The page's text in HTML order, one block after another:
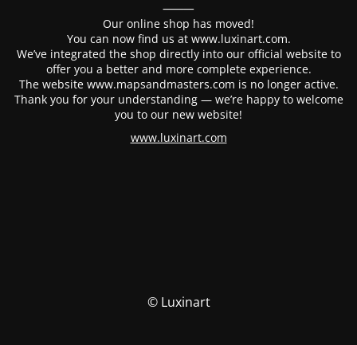
⸻
Our online shop has moved!
You can now find us at www.luxinart.com.
We’ve integrated the shop directly into our official website to
offer you a better and more complete experience.
The website www.mapsandmasters.com is no longer active.
Thank you for your understanding — we’re happy to welcome
you to our new website!
www.luxinart.com
© Luxinart